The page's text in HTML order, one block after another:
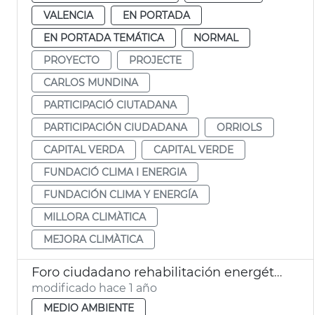
VALENCIA
EN PORTADA
EN PORTADA TEMÁTICA
NORMAL
PROYECTO
PROJECTE
CARLOS MUNDINA
PARTICIPACIÓ CIUTADANA
PARTICIPACIÓN CIUDADANA
ORRIOLS
CAPITAL VERDA
CAPITAL VERDE
FUNDACIÓ CLIMA I ENERGIA
FUNDACIÓN CLIMA Y ENERGÍA
MILLORA CLIMÀTICA
MEJORA CLIMÀTICA
Foro ciudadano rehabilitación energética
modificado hace 1 año
MEDIO AMBIENTE